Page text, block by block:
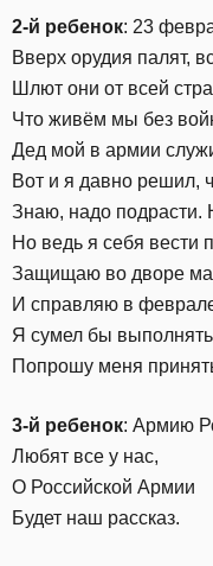
2-й ребенок: 23
Вверх орудия палят,
Шлют они от всей
Что живём мы без
Дед мой в армии
Вот и я давно решил,
Знаю, надо подрасти.
Но ведь я себя вести
Защищаю во дворе
И справляю в
Я сумел бы
Попрошу меня
3-й ребенок: Армию
Любят все у нас,
О Российской Армии
Будет наш рассказ.